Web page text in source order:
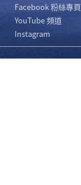
Facebook 粉絲專頁
YouTube 頻道
Instagram